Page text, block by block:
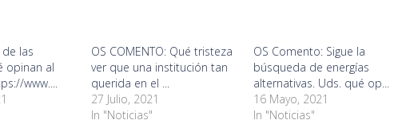
de las
opinan al
www....
OS COMENTO: Qué tristeza
ver que una institución tan
querida en el ...
27 Julio, 2021
In "Noticias"
OS Comento: Sigue la
búsqueda de energías
alternativas. Uds. qué op...
16 Mayo, 2021
In "Noticias"